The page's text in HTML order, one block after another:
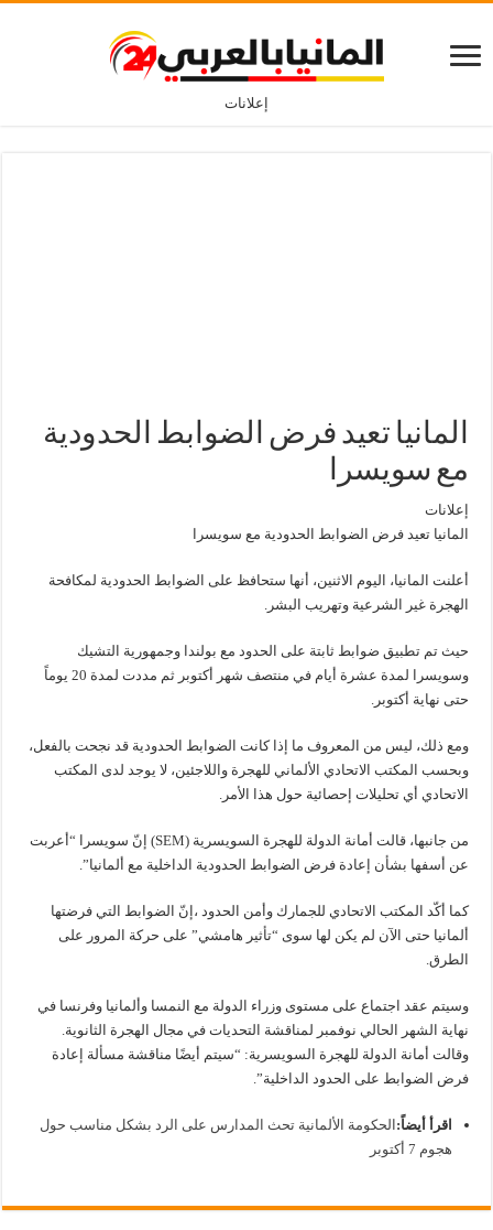
إعلانات
المانيا تعيد فرض الضوابط الحدودية
مع سويسرا
إعلانات
المانيا تعيد فرض الضوابط الحدودية مع سويسرا
أعلنت المانيا، اليوم الاثنين، أنها ستحافظ على الضوابط الحدودية لمكافحة
الهجرة غير الشرعية وتهريب البشر.
حيث تم تطبيق ضوابط ثابتة على الحدود مع بولندا وجمهورية التشيك
وسويسرا لمدة عشرة أيام في منتصف شهر أكتوبر ثم مددت لمدة 20 يوماً
حتى نهاية أكتوبر.
ومع ذلك، ليس من المعروف ما إذا كانت الضوابط الحدودية قد نجحت بالفعل،
وبحسب المكتب الاتحادي الألماني للهجرة واللاجئين، لا يوجد لدى المكتب
الاتحادي أي تحليلات إحصائية حول هذا الأمر.
من جانبها، قالت أمانة الدولة للهجرة السويسرية (SEM) إنّ سويسرا “أعربت
عن أسفها بشأن إعادة فرض الضوابط الحدودية الداخلية مع ألمانيا”.
كما أكّد المكتب الاتحادي للجمارك وأمن الحدود ،إنّ الضوابط التي فرضتها
ألمانيا حتى الآن لم يكن لها سوى “تأثير هامشي” على حركة المرور على
الطرق.
وسيتم عقد اجتماع على مستوى وزراء الدولة مع النمسا وألمانيا وفرنسا في
نهاية الشهر الحالي نوفمبر لمناقشة التحديات في مجال الهجرة الثانوية.
وقالت أمانة الدولة للهجرة السويسرية: “سيتم أيضًا مناقشة مسألة إعادة
فرض الضوابط على الحدود الداخلية”.
اقرأ أيضاً:الحكومة الألمانية تحث المدارس على الرد بشكل مناسب حول
هجوم 7 أكتوبر